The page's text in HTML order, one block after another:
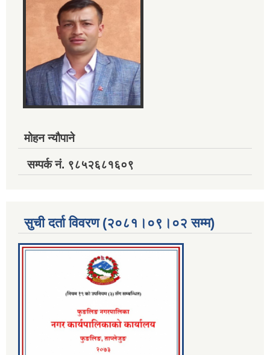
मोहन न्यौपाने
सम्पर्क नं. ९८५२६८१६०९
सुची दर्ता विवरण (२०८१।०९।०२ सम्म)